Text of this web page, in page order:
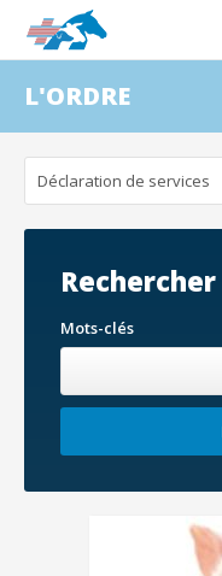
L'ORDRE
Déclaration de services
Mots-clés